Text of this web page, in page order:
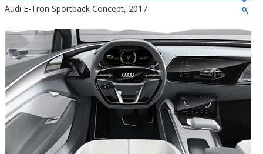
Audi E-Tron Sportback Concept, 2017